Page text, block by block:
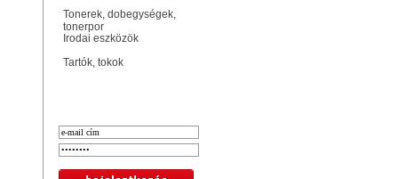
Tonerek, dobegységek,
tonerpor
Irodai eszközök
Tartók, tokok